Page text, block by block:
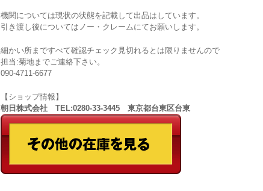
機関については現状の状態を記載して出品はしています。
引き渡し後についてはノー・クレームにてお願いします。
細かい所まですべて確認チェック見切れるとは限りませんので
担当:菊地までご連絡下さい。
090-4711-6677
【ショップ情報】
朝日株式会社 TEL:0280-33-3445 東京都台東区台東